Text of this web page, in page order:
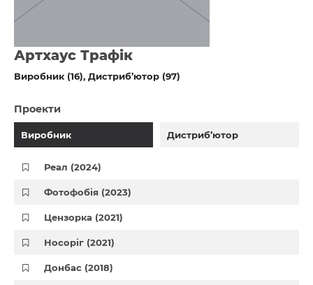
Артхаус Трафік
Виробник (16) Дистриб’ютор (97)
Проекти
Виробник Дистриб’ютор
Реал (2024)
Фотофобія (2023)
Цензорка (2021)
Носоріг (2021)
Донбас (2018)